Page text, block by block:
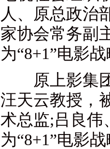
人、原总政治
家协会常务副
为“8+1”电影
原上影集团
汪天云教授，
术总监;吕良伟
为“8+1”电影